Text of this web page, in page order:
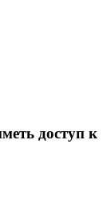
доступ к